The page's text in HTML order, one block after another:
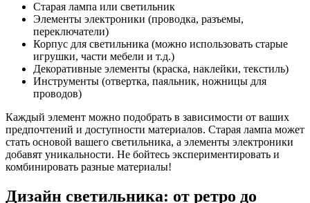
Старая лампа или светильник
Элементы электроники (проводка, разъемы,
переключатели)
Корпус для светильника (можно использовать старые
игрушки, части мебели и т.д.)
Декоративные элементы (краска, наклейки, текстиль)
Инструменты (отвертка, паяльник, ножницы для
проводов)
Каждый элемент можно подобрать в зависимости от ваших
предпочтений и доступности материалов. Старая лампа может
стать основой вашего светильника, а элементы электроники
добавят уникальности. Не бойтесь экспериментировать и
комбинировать разные материалы!
Дизайн светильника: от ретро до